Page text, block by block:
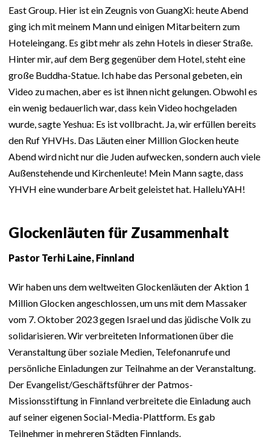
East Group. Hier ist ein Zeugnis von GuangXi: heute Abend
ging ich mit meinem Mann und einigen Mitarbeitern zum
Hoteleingang. Es gibt mehr als zehn Hotels in dieser Straße.
Hinter mir, auf dem Berg gegenüber dem Hotel, steht eine
große Buddha-Statue. Ich habe das Personal gebeten, ein
Video zu machen, aber es ist ihnen nicht gelungen. Obwohl es
ein wenig bedauerlich war, dass kein Video hochgeladen
wurde, sagte Yeshua: Es ist vollbracht. Ja, wir erfüllen bereits
den Ruf YHVHs. Das Läuten einer Million Glocken heute
Abend wird nicht nur die Juden aufwecken, sondern auch viele
Außenstehende und Kirchenleute! Mein Mann sagte, dass
YHVH eine wunderbare Arbeit geleistet hat. HalleluYAH!
Glockenläuten für Zusammenhalt
Pastor Terhi Laine, Finnland
Wir haben uns dem weltweiten Glockenläuten der Aktion 1
Million Glocken angeschlossen, um uns mit dem Massaker
vom 7. Oktober 2023 gegen Israel und das jüdische Volk zu
solidarisieren. Wir verbreiteten Informationen über die
Veranstaltung über soziale Medien, Telefonanrufe und
persönliche Einladungen zur Teilnahme an der Veranstaltung.
Der Evangelist/Geschäftsführer der Patmos-
Missionsstiftung in Finnland verbreitete die Einladung auch
auf seiner eigenen Social-Media-Plattform. Es gab
Teilnehmer in mehreren Städten Finnlands.